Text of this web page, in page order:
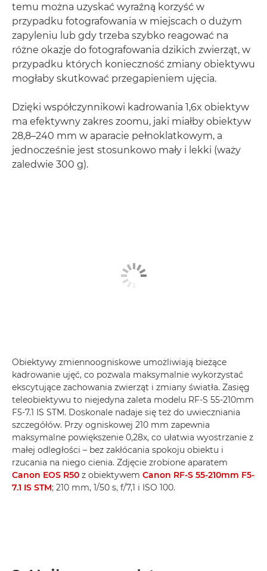
temu można uzyskać wyraźną korzyść w
przypadku fotografowania w miejscach o dużym
zapyleniu lub gdy trzeba szybko reagować na
różne okazje do fotografowania dzikich zwierząt, w
przypadku których konieczność zmiany obiektywu
mogłaby skutkować przegapieniem ujęcia.
Dzięki współczynnikowi kadrowania 1,6x obiektyw
ma efektywny zakres zoomu, jaki miałby obiektyw
28,8–240 mm w aparacie pełnoklatkowym, a
jednocześnie jest stosunkowo mały i lekki (waży
zaledwie 300 g).
Obiektywy zmiennoogniskowe umożliwiają bieżące
kadrowanie ujęć, co pozwala maksymalnie wykorzystać
ekscytujące zachowania zwierząt i zmiany światła. Zasięg
teleobiektywu to niejedyna zaleta modelu RF-S 55-210mm
F5-7.1 IS STM. Doskonale nadaje się też do uwieczniania
szczegółów. Przy ogniskowej 210 mm zapewnia
maksymalne powiększenie 0,28x, co ułatwia wyostrzanie z
małej odległości – bez zakłócania spokoju obiektu i
rzucania na niego cienia. Zdjęcie zrobione aparatem
Canon EOS R50 z obiektywem Canon RF-S 55-210mm F5-
7.1 IS STM; 210 mm, 1/50 s, f/7,1 i ISO 100.